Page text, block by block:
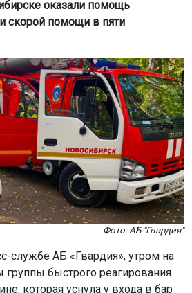
Фото: АБ "Гвардия"
службе АБ «Гвардия», утром на
группы быстрого реагирования
которая уснула у входа в бар
опьянения. Её передали
пострадавшую
сотрудники ГБР задержали
распивали алкоголь у
скандалили и били по окнам.
полиции.